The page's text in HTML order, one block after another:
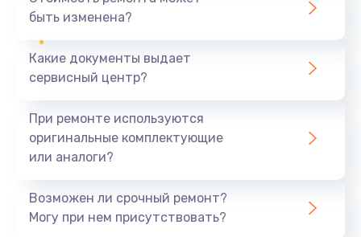
Замена системы охлаждения
Замена процессора
Заказать
быть изменена?
Какие документы выдает
сервисный центр?
При ремонте используются
оригинальные комплектующие
или аналоги?
Возможен ли срочный ремонт?
Могу при нем присутствовать?